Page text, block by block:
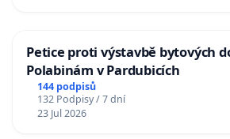
Petice proti výstavbě bytových
Polabinám v Pardubicích
144 podpisů
132 Podpisy / 7 dní
23 Jul 2026